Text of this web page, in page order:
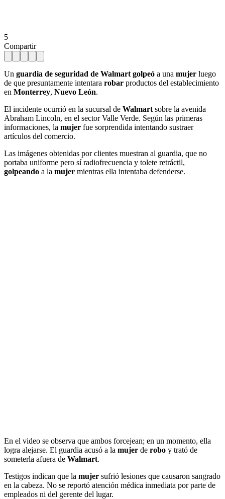
5
Compartir
Un guardia de seguridad de Walmart golpeó a una mujer luego
de que presuntamente intentara robar productos del establecimiento
en Monterrey, Nuevo León.
El incidente ocurrió en la sucursal de Walmart sobre la avenida
Abraham Lincoln, en el sector Valle Verde. Según las primeras
informaciones, la mujer fue sorprendida intentando sustraer
artículos del comercio.
Las imágenes obtenidas por clientes muestran al guardia, que no
portaba uniforme pero sí radiofrecuencia y tolete retráctil,
golpeando a la mujer mientras ella intentaba defenderse.
En el video se observa que ambos forcejean; en un momento, ella
logra alejarse. El guardia acusó a la mujer de robo y trató de
someterla afuera de Walmart.
Testigos indican que la mujer sufrió lesiones que causaron sangrado
en la cabeza. No se reportó atención médica inmediata por parte de
empleados ni del gerente del lugar.